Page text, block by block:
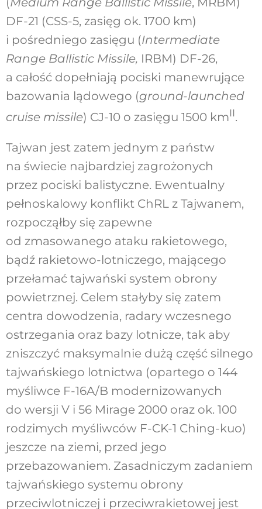
DF-21 (CSS-5, zasięg ok. 1700 km)
i pośredniego zasięgu (Intermediate
Range Ballistic Missile, IRBM) DF-26,
a całość dopełniają pociski manewrujące
bazowania lądowego (ground-launched
cruise missile) CJ-10 o zasięgu 1500 kmII.
Tajwan jest zatem jednym z państw
na świecie najbardziej zagrożonych
przez pociski balistyczne. Ewentualny
pełnoskalowy konflikt ChRL z Tajwanem,
rozpocząłby się zapewne
od zmasowanego ataku rakietowego,
bądź rakietowo-lotniczego, mającego
przełamać tajwański system obrony
powietrznej. Celem stałyby się zatem
centra dowodzenia, radary wczesnego
ostrzegania oraz bazy lotnicze, tak aby
zniszczyć maksymalnie dużą część silnego
tajwańskiego lotnictwa (opartego o 144
myśliwce F-16A/B modernizowanych
do wersji V i 56 Mirage 2000 oraz ok. 100
rodzimych myśliwców F-CK-1 Ching-kuo)
jeszcze na ziemi, przed jego
przebazowaniem. Zasadniczym zadaniem
tajwańskiego systemu obrony
przeciwlotniczej i przeciwrakietowej jest